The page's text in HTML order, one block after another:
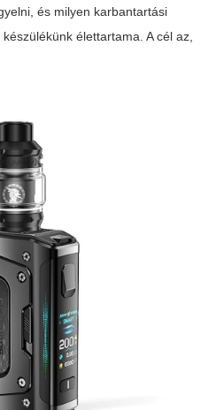
és milyen karbantartási
élettartama. A cél az,